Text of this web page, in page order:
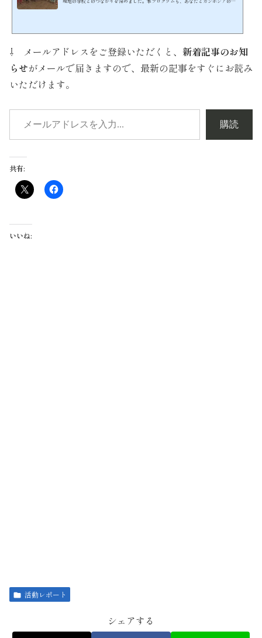
催するインターンシップの参加スタイルには、ホームステイ...
⇩ メールアドレスをご登録いただくと、 新着記事のお知
らせがメールで届きますので、最新の記事をすぐにお読み
いただけます。
購読
共有:
いいね:
活動レポート
シェアする